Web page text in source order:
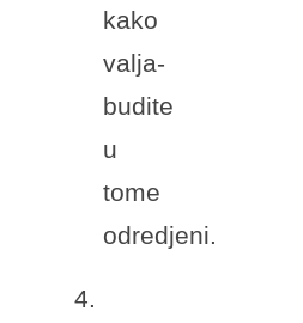
kako
valja-
budite
u
tome
odredjeni.
4.